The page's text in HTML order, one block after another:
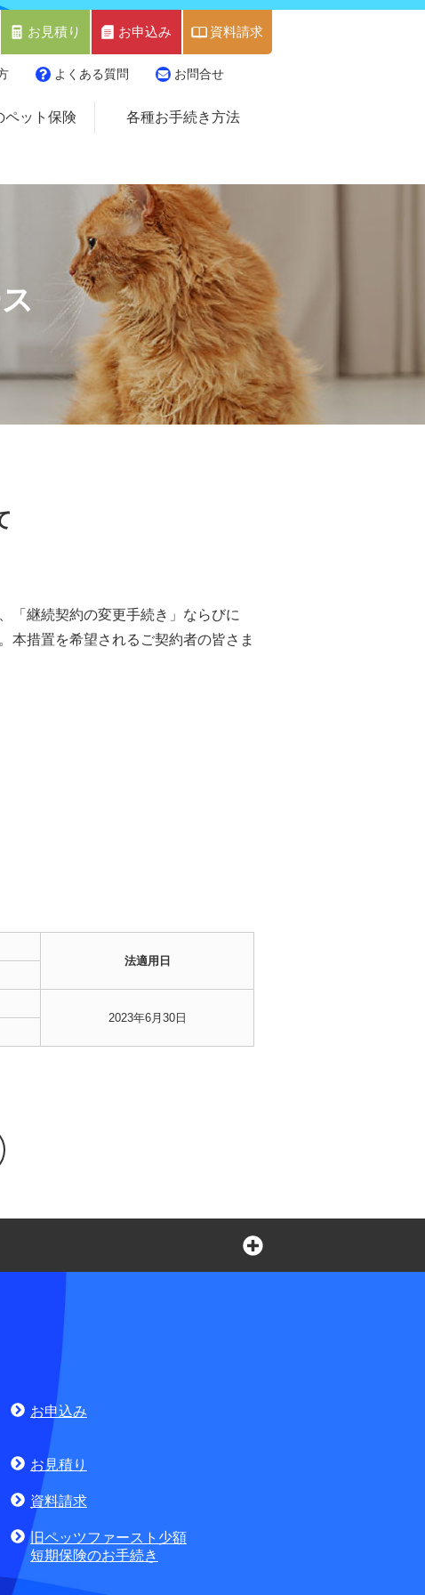
お見積り お申込み 資料請求
よくある質問 お問合せ
ペット保険 各種お手続き方法
「継続契約の変更手続き」ならびに
本措置を希望されるご契約者の皆さま
法適用日
2023年6月30日
問合せ窓口
通話無料
イペット損害保険株式会社
お申込み
お見積り
資料請求
旧ペッツファースト少額
短期保険のお手続き